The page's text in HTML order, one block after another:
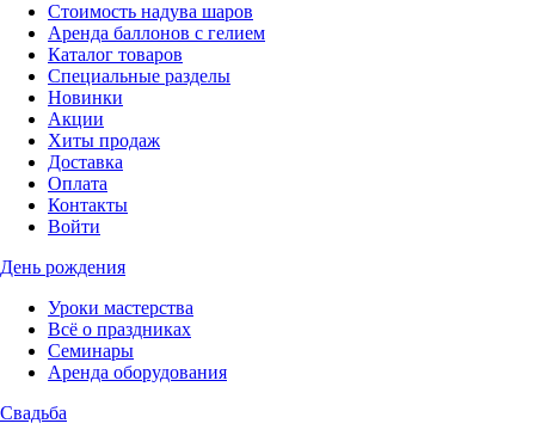
Стоимость надува шаров
Аренда баллонов с гелием
Каталог товаров
Специальные разделы
Новинки
Акции
Хиты продаж
Доставка
Оплата
Контакты
Войти
День рождения
Уроки мастерства
Всё о праздниках
Семинары
Аренда оборудования
Свадьба